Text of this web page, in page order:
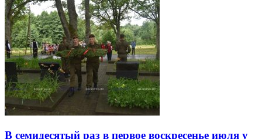
В семидесятый раз в первое воскресенье июля у